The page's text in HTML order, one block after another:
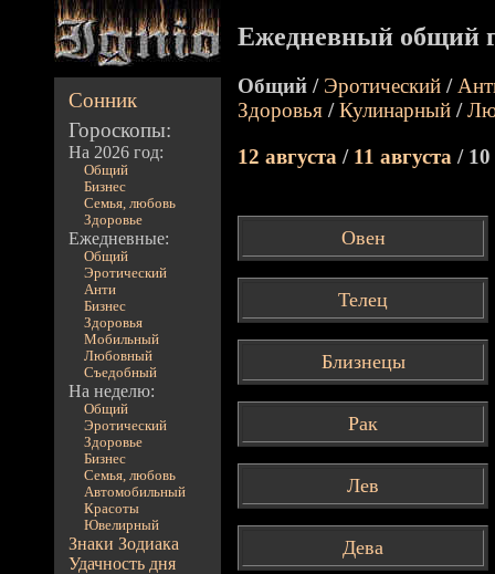
Сонник
Гороскопы:
На 2026 год:
Общий
Бизнес
Семья, любовь
Здоровье
Ежедневные:
Общий
Эротический
Анти
Бизнес
Здоровья
Мобильный
Любовный
Съедобный
На неделю:
Общий
Эротический
Здоровье
Бизнес
Семья, любовь
Автомобильный
Красоты
Ювелирный
Знаки Зодиака
Удачность дня
Ежедневный общий
Общий / Эротический /
Здоровья /Кулинарный /
12 августа / 11 августа / 10
Овен
Телец
Близнецы
Рак
Лев
Дева